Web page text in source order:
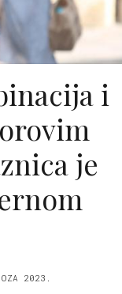
i
je
2023.